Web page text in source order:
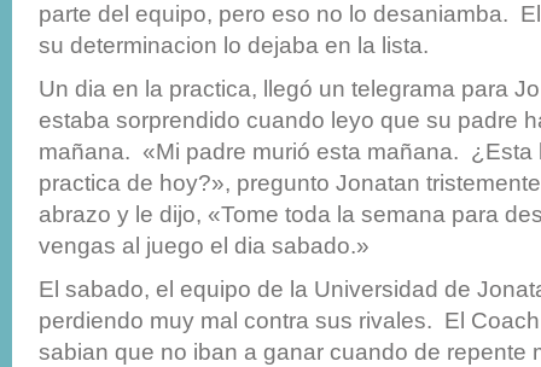
parte del equipo, pero eso no lo desaniamba.
su determinacion lo dejaba en la lista.
Un dia en la practica, llegó un telegrama para
estaba sorprendido cuando leyo que su padre
mañana. «Mi padre murió esta mañana. ¿Esta
practica de hoy?», pregunto Jonatan
abrazo y le dijo, «Tome toda la semana para
vengas al juego el dia sabado.»
El sabado, el equipo de la Universidad de
perdiendo muy mal contra sus rivales. El
sabian que no iban a ganar cuando de repente